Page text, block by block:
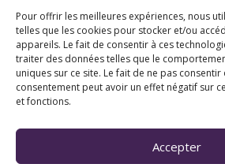
Pour offrir les meilleures expériences, nous
telles que les cookies pour stocker et/ou
appareils. Le fait de consentir à ces
traiter des données telles que le
uniques sur ce site. Le fait de ne pas
consentement peut avoir un effet négatif sur
et fonctions.
Accepter
Du lundi au vendredi :